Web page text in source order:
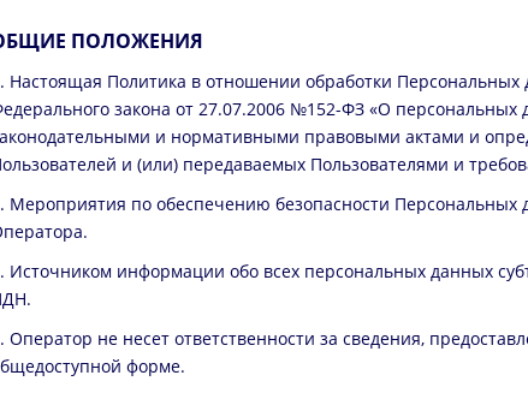
ПОЛОЖЕНИЯ
Настоящая Политика в отношении обработки
закона от 27.07.2006 №152-ФЗ «О
и нормативными правовыми актами и
и (или) передаваемых Пользователями и
Мероприятия по обеспечению безопасности Персональных
Источником информации обо всех персональных данных
Оператор не несет ответственности за сведения,
форме.